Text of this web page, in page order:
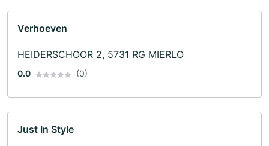
Verhoeven
HEIDERSCHOOR 2, 5731 RG MIERLO
0.0 (0)
Just In Style